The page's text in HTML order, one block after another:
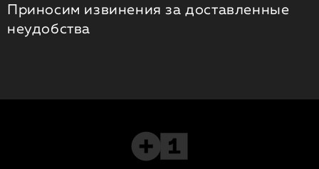
Приносим извинения за доставленные
неудобства